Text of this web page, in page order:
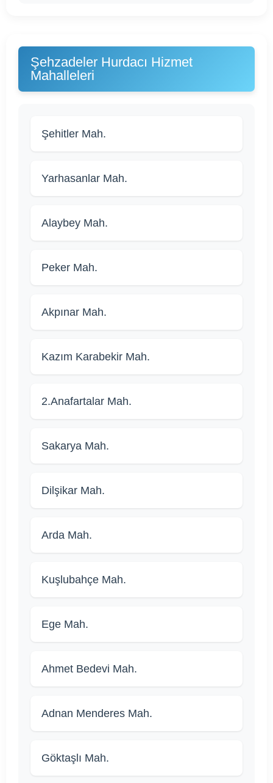
Şehzadeler Hurdacı Hizmet
Mahalleleri
Şehitler Mah.
Yarhasanlar Mah.
Alaybey Mah.
Peker Mah.
Akpınar Mah.
Kazım Karabekir Mah.
2.Anafartalar Mah.
Sakarya Mah.
Dilşikar Mah.
Arda Mah.
Kuşlubahçe Mah.
Ege Mah.
Ahmet Bedevi Mah.
Adnan Menderes Mah.
Göktaşlı Mah.